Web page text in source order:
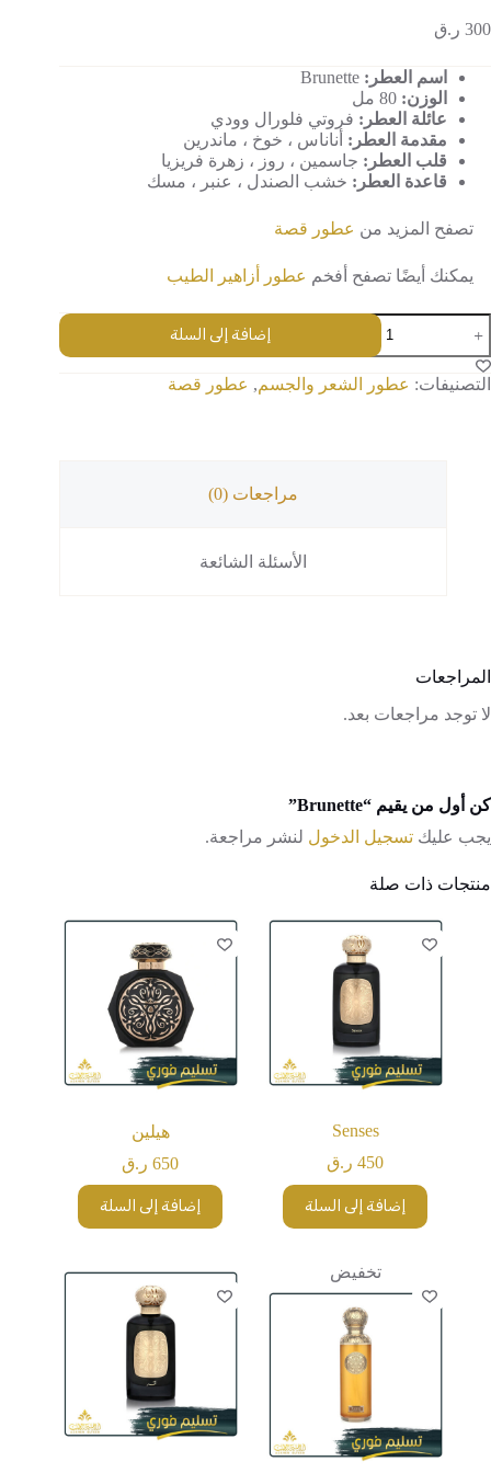
300 ر.ق
اسم العطر: Brunette
الوزن: 80 مل
عائلة العطر: فروتي فلورال وودي
مقدمة العطر: أناناس ، خوخ ، ماندرين
قلب العطر: جاسمين ، روز ، زهرة فريزيا
قاعدة العطر: خشب الصندل ، عنبر ، مسك
تصفح المزيد من عطور قصة
يمكنك أيضًا تصفح أفخم عطور أزاهير الطيب
Brunette
إضافة إلى السلة
التصنيفات: عطور الشعر والجسم, عطور قصة
مراجعات (0)
الأسئلة الشائعة
المراجعات
لا توجد مراجعات بعد.
كن أول من يقيم “Brunette”
يجب عليك تسجيل الدخول لنشر مراجعة.
منتجات ذات صلة
Senses
450 ر.ق
إضافة إلى السلة
هيلين
650 ر.ق
إضافة إلى السلة
تخفيض